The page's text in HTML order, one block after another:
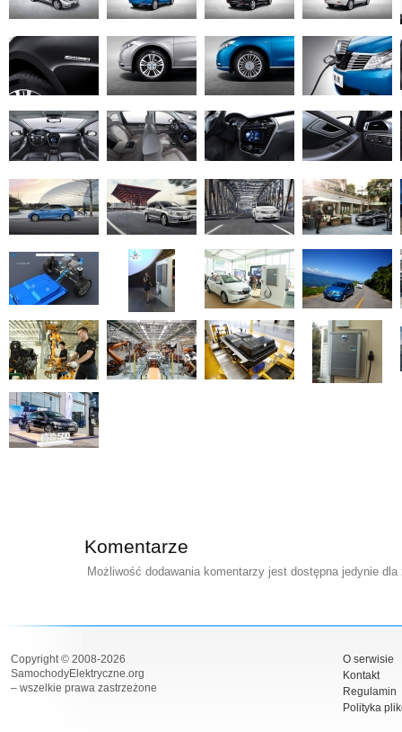
Komentarze
Możliwość dodawania komentarzy jest dostępna jedynie
Copyright © 2008-2026
SamochodyElektryczne.org
– wszelkie prawa zastrzeżone
O serwisie
Kontakt
Regulamin
Polityka